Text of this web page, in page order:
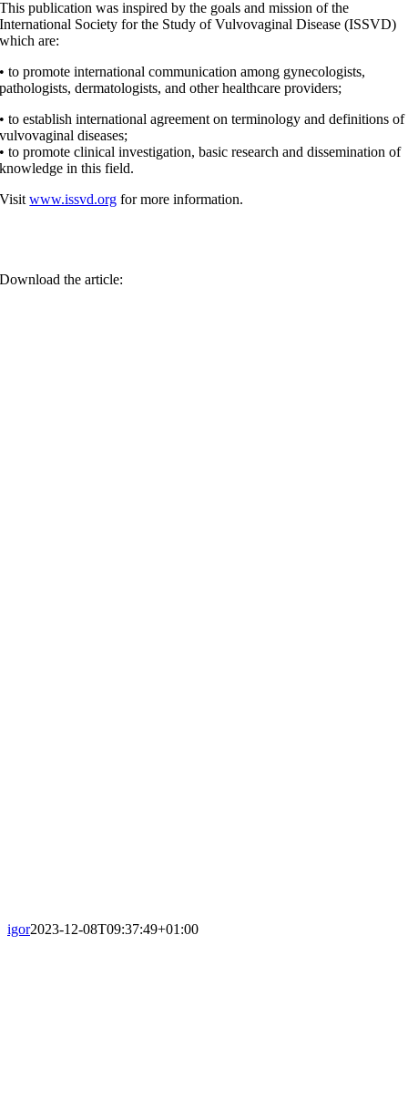
This publication was inspired by the goals and mission of the
International Society for the Study of Vulvovaginal Disease (ISSVD)
which are:
• to promote international communication among gynecologists,
pathologists, dermatologists, and other healthcare providers;
• to establish international agreement on terminology and definitions of
vulvovaginal diseases;
• to promote clinical investigation, basic research and dissemination of
knowledge in this field.
Visitwww.issvd.org for more information.
Download the article:
igor2023-12-08T09:37:49+01:00